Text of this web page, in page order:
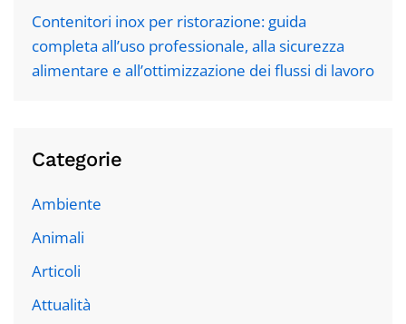
Contenitori inox per ristorazione: guida
completa all’uso professionale, alla sicurezza
alimentare e all’ottimizzazione dei flussi di lavoro
Categorie
Ambiente
Animali
Articoli
Attualità